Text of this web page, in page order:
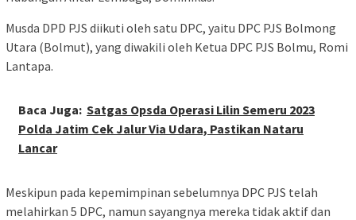
Musda DPD PJS diikuti oleh satu DPC, yaitu DPC PJS Bolmong
Utara (Bolmut), yang diwakili oleh Ketua DPC PJS Bolmu, Romi
Lantapa.
Baca Juga: Satgas Opsda Operasi Lilin Semeru 2023
Polda Jatim Cek Jalur Via Udara, Pastikan Nataru
Lancar
Meskipun pada kepemimpinan sebelumnya DPC PJS telah
melahirkan 5 DPC, namun sayangnya mereka tidak aktif dan